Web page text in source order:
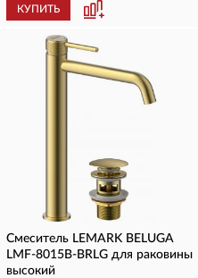
КУПИТЬ
Смеситель LEMARK BELUGA
LMF-8015B-BRLG для раковины
высокий